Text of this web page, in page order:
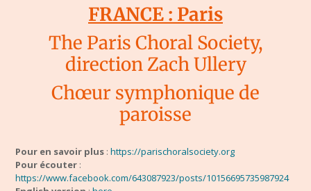
FRANCE : Paris
The Paris Choral Society,
direction Zach Ullery
Chœur symphonique de
paroisse
Pour en savoir plus :https://parischoralsociety.org
Pour écouter :
https://www.facebook.com/643087923/posts/10156695735987924